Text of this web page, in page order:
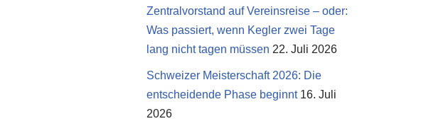
Zentralvorstand auf Vereinsreise – oder:
Was passiert, wenn Kegler zwei Tage
lang nicht tagen müssen 22. Juli 2026
Schweizer Meisterschaft 2026: Die
entscheidende Phase beginnt 16. Juli
2026